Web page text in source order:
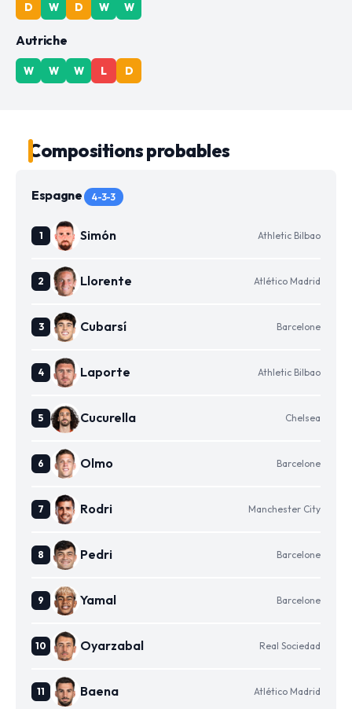
D W D W W
Autriche
W W W L D
Compositions probables
Espagne 4-3-3
Simón Athletic Bilbao
Llorente Atlético Madrid
Cubarsí Barcelone
Laporte Athletic Bilbao
Cucurella Chelsea
Olmo Barcelone
Rodri Manchester City
Pedri Barcelone
Yamal Barcelone
Oyarzabal Real Sociedad
Baena Atlético Madrid